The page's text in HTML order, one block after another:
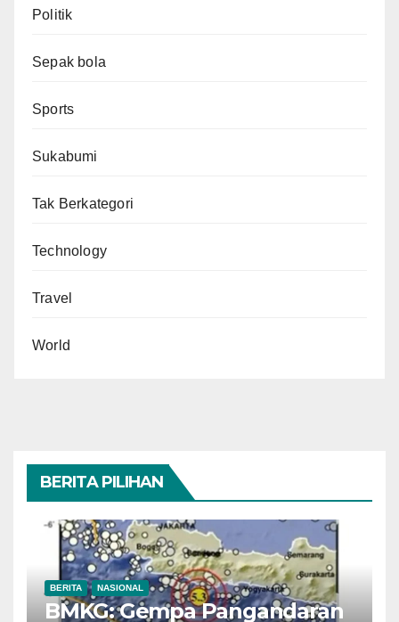
Politik
Sepak bola
Sports
Sukabumi
Tak Berkategori
Technology
Travel
World
BERITA PILIHAN
BERITA NASIONAL
BMKG: Gempa Pangandaran